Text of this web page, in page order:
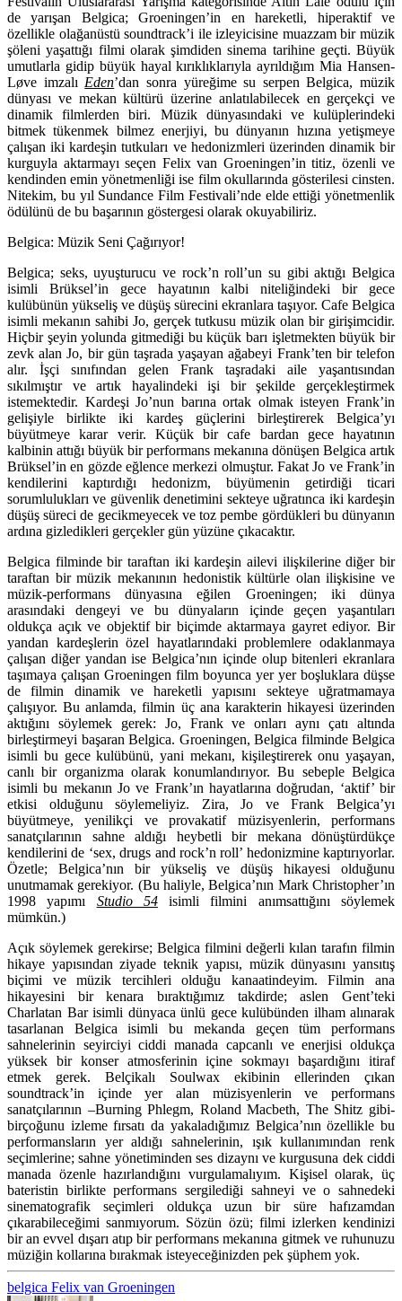
de yarışan Belgica; Groeningen’in en hareketli, hiperaktif ve
özellikle olağanüstü soundtrack’i ile izleyicisine muazzam bir müzik
şöleni yaşattığı filmi olarak şimdiden sinema tarihine geçti. Büyük
umutlarla gidip büyük hayal kırıklıklarıyla ayrıldığım Mia Hansen-
Løve imzalı Eden’dan sonra yüreğime su serpen Belgica, müzik
dünyası ve mekan kültürü üzerine anlatılabilecek en gerçekçi ve
dinamik filmlerden biri. Müzik dünyasındaki ve kulüplerindeki
bitmek tükenmek bilmez enerjiyi, bu dünyanın hızına yetişmeye
çalışan iki kardeşin tutkuları ve hedonizmleri üzerinden dinamik bir
kurguyla aktarmayı seçen Felix van Groeningen’in titiz, özenli ve
kendinden emin yönetmenliği ise film okullarında gösterilesi cinsten.
Nitekim, bu yıl Sundance Film Festivali’nde elde ettiği yönetmenlik
ödülünü de bu başarının göstergesi olarak okuyabiliriz.
Belgica: Müzik Seni Çağırıyor!
Belgica; seks, uyuşturucu ve rock’n roll’un su gibi aktığı Belgica
isimli Brüksel’in gece hayatının kalbi niteliğindeki bir gece
kulübünün yükseliş ve düşüş sürecini ekranlara taşıyor. Cafe Belgica
isimli mekanın sahibi Jo, gerçek tutkusu müzik olan bir girişimcidir.
Hiçbir şeyin yolunda gitmediği bu küçük barı işletmekten büyük bir
zevk alan Jo, bir gün taşrada yaşayan ağabeyi Frank’ten bir telefon
alır. İşçi sınıfından gelen Frank taşradaki aile yaşantısından
sıkılmıştır ve artık hayalindeki işi bir şekilde gerçekleştirmek
istemektedir. Kardeşi Jo’nun barına ortak olmak isteyen Frank’in
gelişiyle birlikte iki kardeş güçlerini birleştirerek Belgica’yı
büyütmeye karar verir. Küçük bir cafe bardan gece hayatının
kalbinin attığı büyük bir performans mekanına dönüşen Belgica artık
Brüksel’in en gözde eğlence merkezi olmuştur. Fakat Jo ve Frank’in
kendilerini kaptırdığı hedonizm, büyümenin getirdiği ticari
sorumlulukları ve güvenlik denetimini sekteye uğratınca iki kardeşin
düşüş süreci de gecikmeyecek ve toz pembe gördükleri bu dünyanın
ardına gizledikleri gerçekler gün yüzüne çıkacaktır.
Belgica filminde bir taraftan iki kardeşin ailevi ilişkilerine diğer bir
taraftan bir müzik mekanının hedonistik kültürle olan ilişkisine ve
müzik-performans dünyasına eğilen Groeningen; iki dünya
arasındaki dengeyi ve bu dünyaların içinde geçen yaşantıları
oldukça açık ve objektif bir biçimde aktarmaya gayret ediyor. Bir
yandan kardeşlerin özel hayatlarındaki problemlere odaklanmaya
çalışan diğer yandan ise Belgica’nın içinde olup bitenleri ekranlara
taşımaya çalışan Groeningen film boyunca yer yer boşluklara düşse
de filmin dinamik ve hareketli yapısını sekteye uğratmamaya
çalışıyor. Bu anlamda, filmin üç ana karakterin hikayesi üzerinden
aktığını söylemek gerek: Jo, Frank ve onları aynı çatı altında
birleştirmeyi başaran Belgica. Groeningen, Belgica filminde Belgica
isimli bu gece kulübünü, yani mekanı, kişileştirerek onu yaşayan,
canlı bir organizma olarak konumlandırıyor. Bu sebeple Belgica
isimli bu mekanın Jo ve Frank’ın hayatlarına doğrudan, ‘aktif’ bir
etkisi olduğunu söylemeliyiz. Zira, Jo ve Frank Belgica’yı
büyütmeye, yenilikçi ve provakatif müzisyenlerin, performans
sanatçılarının sahne aldığı heybetli bir mekana dönüştürdükçe
kendilerini de ‘sex, drugs and rock’n roll’ hedonizmine kaptırıyorlar.
Özetle; Belgica’nın bir yükseliş ve düşüş hikayesi olduğunu
unutmamak gerekiyor. (Bu haliyle, Belgica’nın Mark Christopher’ın
1998 yapımı Studio 54isimli filmini anımsattığını söylemek
mümkün.)
Açık söylemek gerekirse; Belgica filmini değerli kılan tarafın filmin
hikaye yapısından ziyade teknik yapısı, müzik dünyasını yansıtış
biçimi ve müzik tercihleri olduğu kanaatindeyim. Filmin ana
hikayesini bir kenara bıraktığımız takdirde; aslen Gent’teki
Charlatan Bar isimli dünyaca ünlü gece kulübünden ilham alınarak
tasarlanan Belgica isimli bu mekanda geçen tüm performans
sahnelerinin seyirciyi ciddi manada capcanlı ve enerjisi oldukça
yüksek bir konser atmosferinin içine sokmayı başardığını itiraf
etmek gerek. Belçikalı Soulwax ekibinin ellerinden çıkan
soundtrack’in içinde yer alan müzisyenlerin ve performans
sanatçılarının –Burning Phlegm, Roland Macbeth, The Shitz gibi-
birçoğunu izleme fırsatı da yakaladığımız Belgica’nın özellikle bu
performansların yer aldığı sahnelerinin, ışık kullanımından renk
seçimlerine; sahne yönetiminden ses dizaynı ve kurgusuna dek ciddi
manada özenle hazırlandığını vurgulamalıyım. Kişisel olarak, üç
bateristin birlikte performans sergilediği sahneyi ve o sahnedeki
sinematografik seçimleri oldukça uzun bir süre hafızamdan
çıkarabileceğimi sanmıyorum. Sözün özü; filmi izlerken kendinizi
bir an evvel dışarı atıp bir performans mekanına gitmek ve ruhunuzu
müziğin kollarına bırakmak isteyeceğinizden pek şüphem yok.
belgica Felix van Groeningen